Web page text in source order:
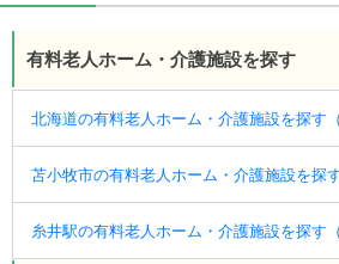
有料老人ホーム・介護施設を探す
北海道の有料老人ホーム・介護施設を探す（
苫小牧市の有料老人ホーム・介護施設を探
糸井駅の有料老人ホーム・介護施設を探す（